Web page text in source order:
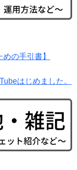
の手引書】
はじめました。